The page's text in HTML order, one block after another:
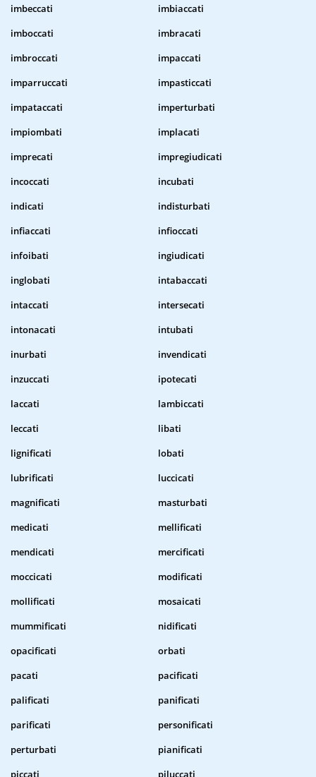
imbeccati
imbiaccati
imboccati
imbracati
imbroccati
impaccati
imparruccati
impasticcati
impataccati
imperturbati
impiombati
implacati
imprecati
impregiudicati
incoccati
incubati
indicati
indisturbati
infiaccati
infioccati
infoibati
ingiudicati
inglobati
intabaccati
intaccati
intersecati
intonacati
intubati
inurbati
invendicati
inzuccati
ipotecati
laccati
lambiccati
leccati
libati
lignificati
lobati
lubrificati
luccicati
magnificati
masturbati
medicati
mellificati
mendicati
mercificati
moccicati
modificati
mollificati
mosaicati
mummificati
nidificati
opacificati
orbati
pacati
pacificati
palificati
panificati
parificati
personificati
perturbati
pianificati
piccati
piluccati